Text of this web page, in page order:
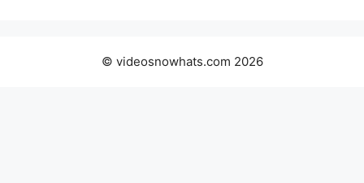
© videosnowhats.com 2026